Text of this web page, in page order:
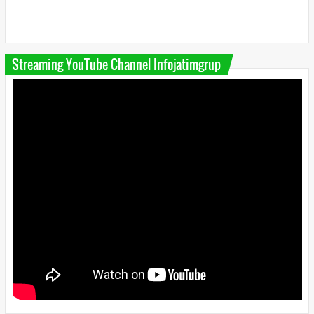
Streaming YouTube Channel Infojatimgrup